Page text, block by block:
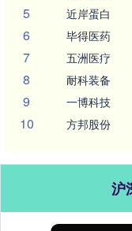
5 近岸蛋白
6 毕得医药
7 五洲医疗
8 耐科装备
9 一博科技
10 方邦股份
沪